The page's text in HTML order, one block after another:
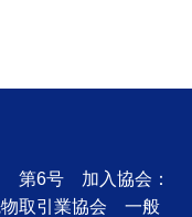
第6号 加入協会：
物取引業協会 一般